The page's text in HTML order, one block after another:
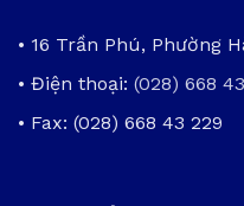
• 16 Trần Phú, Phường
• Điện thoại: (028) 668
• Fax: (028) 668 43 229